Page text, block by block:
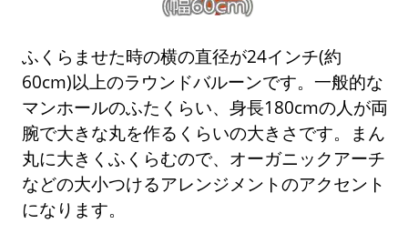
ふくらませた時の横の直径が24インチ(約
60cm)以上のラウンドバルーンです。一般的な
マンホールのふたくらい、身長180cmの人が両
腕で大きな丸を作るくらいの大きさです。まん
丸に大きくふくらむので、オーガニックアーチ
などの大小つけるアレンジメントのアクセント
になります。